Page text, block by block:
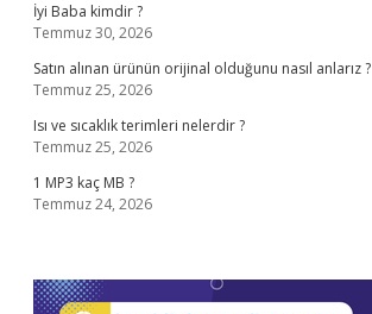
İyi Baba kimdir ?
Temmuz 30, 2026
Satın alınan ürünün orijinal olduğunu nasıl anlarız ?
Temmuz 25, 2026
Isı ve sıcaklık terimleri nelerdir ?
Temmuz 25, 2026
1 MP3 kaç MB ?
Temmuz 24, 2026